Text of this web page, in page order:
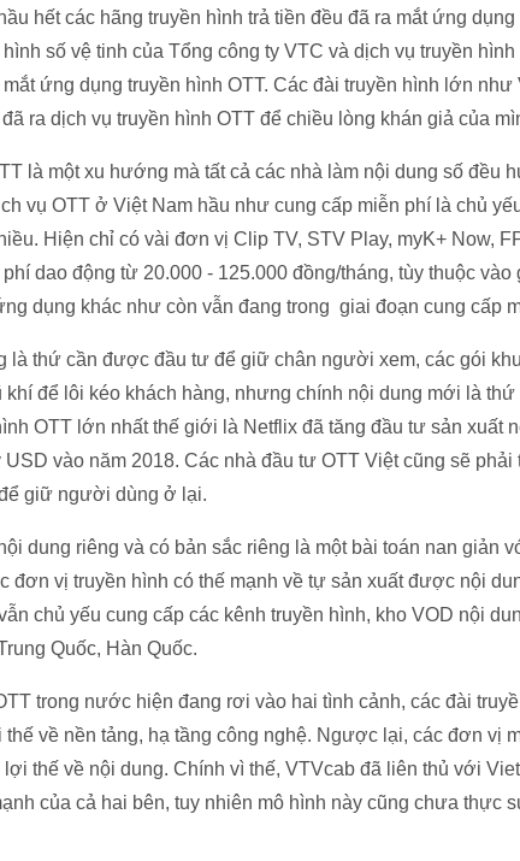
hết các hãng truyền hình trả tiền đều đã ra mắt ứng dụng
số vệ tinh của Tổng công ty VTC và dịch vụ truyền
ứng dụng truyền hình OTT. Các đài truyền hình lớn như
ra dịch vụ truyền hình OTT để chiều lòng khán giả của
là một xu hướng mà tất cả các nhà làm nội dung số đều
vụ OTT ở Việt Nam hầu như cung cấp miễn phí là chủ
Hiện chỉ có vài đơn vị Clip TV, STV Play, myK+ Now,
dao động từ 20.000 - 125.000 đồng/tháng, tùy thuộc
dụng khác như còn vẫn đang trong giai đoạn cung cấp
là thứ cần được đầu tư để giữ chân người xem, các gói
khí để lôi kéo khách hàng, nhưng chính nội dung mới là
OTT lớn nhất thế giới là Netflix đã tăng đầu tư sản xuất
vào năm 2018. Các nhà đầu tư OTT Việt cũng sẽ phải
giữ người dùng ở lại.
dung riêng và có bản sắc riêng là một bài toán nan giản
đơn vị truyền hình có thế mạnh về tự sản xuất được nội
chủ yếu cung cấp các kênh truyền hình, kho VOD nội
Quốc, Hàn Quốc.
trong nước hiện đang rơi vào hai tình cảnh, các đài
về nền tảng, hạ tầng công nghệ. Ngược lại, các đơn vị
thế về nội dung. Chính vì thế, VTVcab đã liên thủ với
của cả hai bên, tuy nhiên mô hình này cũng chưa thực